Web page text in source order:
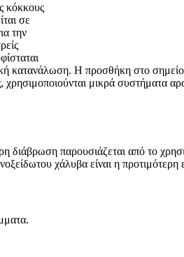
κόκκους
σε
την
κατανάλωση. Η προσθήκη στο
μικρά συστήματα
διάβρωση παρουσιάζεται από το
χάλυβα είναι η